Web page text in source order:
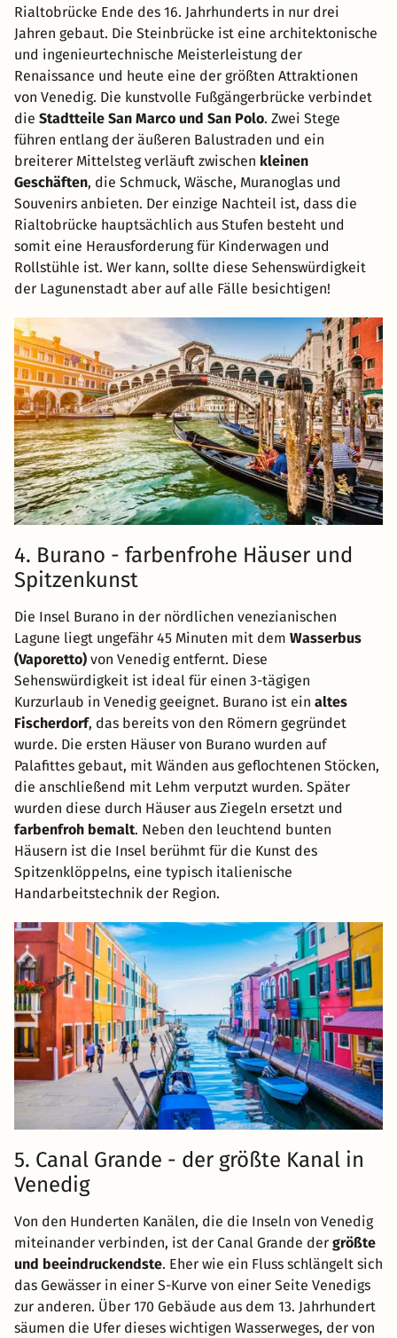
Rialtobrücke Ende des 16. Jahrhunderts in nur drei
Jahren gebaut. Die Steinbrücke ist eine architektonische
und ingenieurtechnische Meisterleistung der
Renaissance und heute eine der größten Attraktionen
von Venedig. Die kunstvolle Fußgängerbrücke verbindet
die Stadtteile San Marco und San Polo. Zwei Stege
führen entlang der äußeren Balustraden und ein
breiterer Mittelsteg verläuft zwischen kleinen
Geschäften, die Schmuck, Wäsche, Muranoglas und
Souvenirs anbieten. Der einzige Nachteil ist, dass die
Rialtobrücke hauptsächlich aus Stufen besteht und
somit eine Herausforderung für Kinderwagen und
Rollstühle ist. Wer kann, sollte diese Sehenswürdigkeit
der Lagunenstadt aber auf alle Fälle besichtigen!
4. Burano - farbenfrohe Häuser und
Spitzenkunst
Die Insel Burano in der nördlichen venezianischen
Lagune liegt ungefähr 45 Minuten mit dem Wasserbus
(Vaporetto) von Venedig entfernt. Diese
Sehenswürdigkeit ist ideal für einen 3-tägigen
Kurzurlaub in Venedig geeignet. Burano ist ein altes
Fischerdorf, das bereits von den Römern gegründet
wurde. Die ersten Häuser von Burano wurden auf
Palafittes gebaut, mit Wänden aus geflochtenen Stöcken,
die anschließend mit Lehm verputzt wurden. Später
wurden diese durch Häuser aus Ziegeln ersetzt und
farbenfroh bemalt. Neben den leuchtend bunten
Häusern ist die Insel berühmt für die Kunst des
Spitzenklöppelns, eine typisch italienische
Handarbeitstechnik der Region.
5. Canal Grande - der größte Kanal in
Venedig
Von den Hunderten Kanälen, die die Inseln von Venedig
miteinander verbinden, ist der Canal Grande der größte
und beeindruckendste. Eher wie ein Fluss schlängelt sich
das Gewässer in einer S-Kurve von einer Seite Venedigs
zur anderen. Über 170 Gebäude aus dem 13. Jahrhundert
säumen die Ufer dieses wichtigen Wasserweges, der von